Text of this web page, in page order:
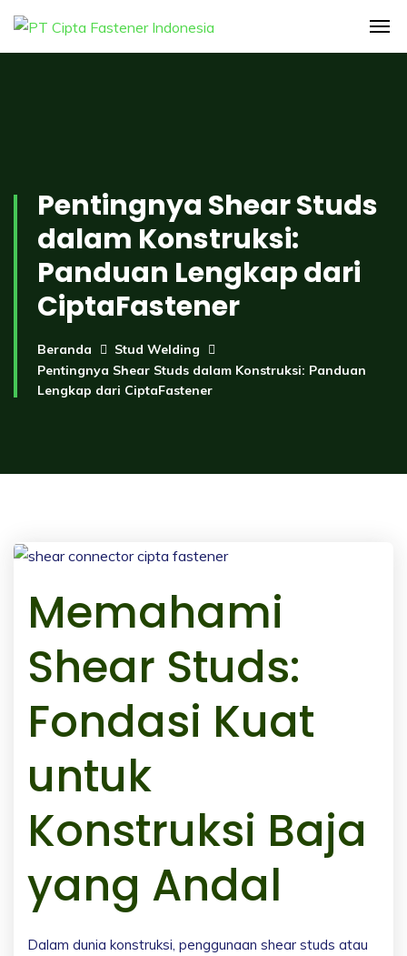
Pentingnya Shear Studs
dalam Konstruksi:
Panduan Lengkap dari
CiptaFastener
Beranda
Stud Welding
Pentingnya Shear Studs dalam Konstruksi: Panduan
Lengkap dari CiptaFastener
Memahami
Shear Studs:
Fondasi Kuat
untuk
Konstruksi Baja
yang Andal
Dalam dunia konstruksi, penggunaan shear studs atau